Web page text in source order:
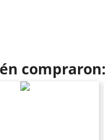
compraron: